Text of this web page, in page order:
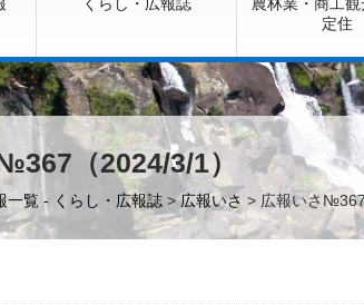
くらし・広報誌
農林業・商工
定住
（2024/3/1）
一覧 - くらし・広報誌 >広報いさ > 広報いさ